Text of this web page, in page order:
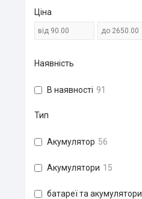
Ціна
Наявність
В наявності 91
Тип
Акумулятор 56
Акумулятори 15
батареї та акумулятори